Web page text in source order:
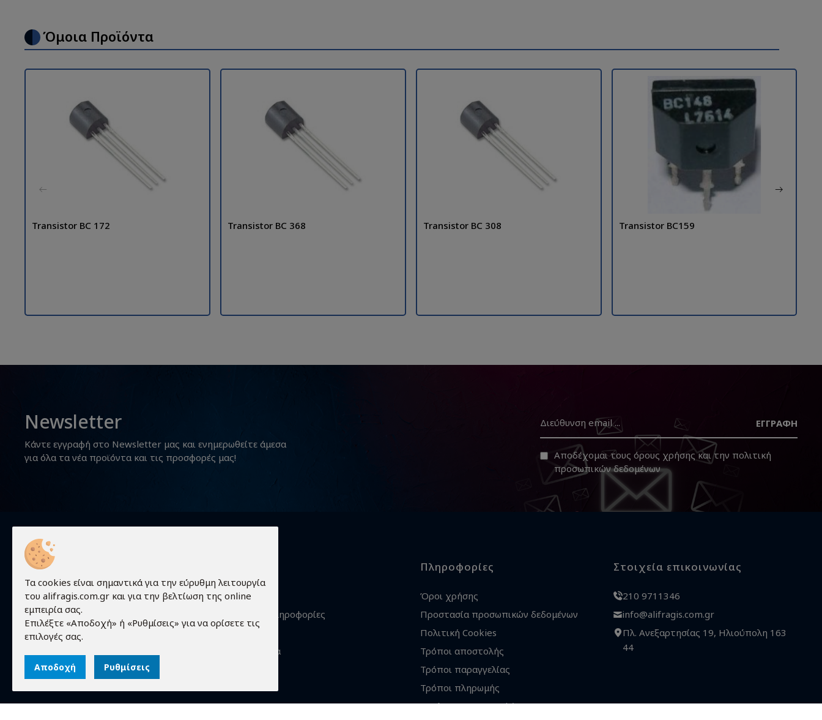
Όμοια Προϊόντα
Transistor BC 172 Transistor BC 368 Transistor BC 308 Transistor BC159
Newsletter
Κάντε εγγραφή στο Newsletter μας και ενημερωθείτε άμεσα
για όλα τα νέα προϊόντα και τις προσφορές μας!
ΕΓΓΡΑΦΉ
Αποδέχομαι τους όρους χρήσηςκαι την πολιτική
προσωπικών δεδομένων
Τα πάντα γύρω από τον κόσμο των
ηλεκτρονικών!
Στοιχεία επικοινωνίας
210 9711346
info@alifragis.com.gr
Πλ. Ανεξαρτησίας 19, Ηλιούπολη 163
44
Προϊόντα
Τεχνικές πληροφορίες
Επικοινωνία
Πληροφορίες
Όροι χρήσης
Προστασία προσωπικών δεδομένων
Πολιτική Cookies
Τρόποι αποστολής
Τρόποι παραγγελίας
Τρόποι πληρωμής
Εγγύηση - Επιστροφές
Τα cookies είναι σημαντικά για την εύρυθμη λειτουργία
του alifragis.com.gr και για την βελτίωση της online
εμπειρία σας.
Επιλέξτε «Αποδοχή» ή «Ρυθμίσεις» για να ορίσετε τις
επιλογές σας.
Αποδοχή Ρυθμίσεις